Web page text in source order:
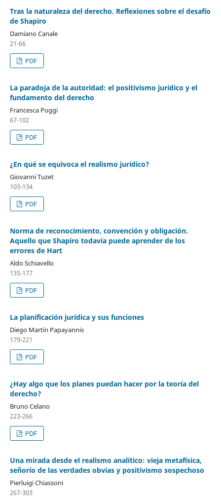
Tras la naturaleza del derecho. Reflexiones sobre el desafío
de Shapiro
Damiano Canale
21-66
PDF
La paradoja de la autoridad: el positivismo jurídico y el
fundamento del derecho
Francesca Poggi
67-102
PDF
¿En qué se equivoca el realismo jurídico?
Giovanni Tuzet
103-134
PDF
Norma de reconocimiento, convención y obligación.
Aquello que Shapiro todavía puede aprender de los
errores de Hart
Aldo Schiavello
135-177
PDF
La planificación jurídica y sus funciones
Diego Martín Papayannis
179-221
PDF
¿Hay algo que los planes puedan hacer por la teoría del
derecho?
Bruno Celano
223-266
PDF
Una mirada desde el realismo analítico: vieja metafísica,
señorío de las verdades obvias y positivismo sospechoso
Pierluigi Chiassoni
267-303